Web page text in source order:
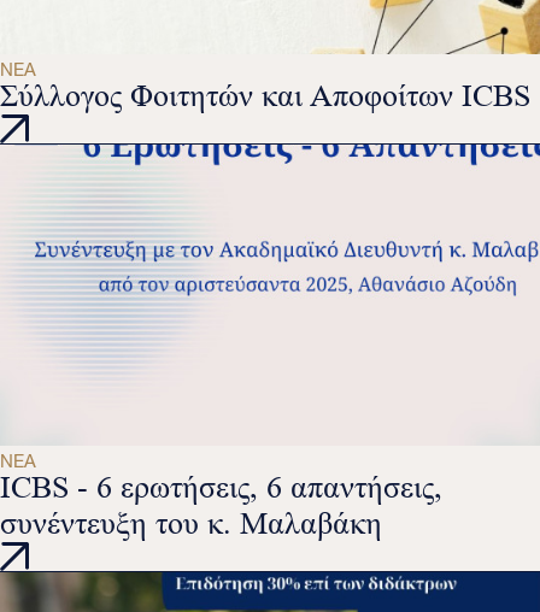
ΝΈΑ
Σύλλογος Φοιτητών και Αποφοίτων ICBS
ΝΈΑ
ICBS - 6 ερωτήσεις, 6 απαντήσεις,
συνέντευξη του κ. Μαλαβάκη